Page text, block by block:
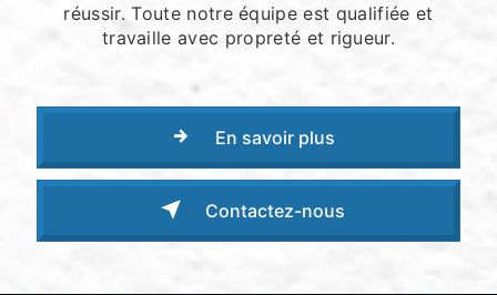
réussir. Toute notre équipe est qualifiée et
travaille avec propreté et rigueur.
En savoir plus
Contactez-nous